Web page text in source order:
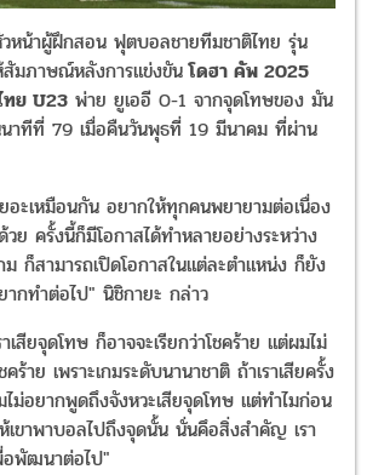
หน้าผู้ฝึกสอน ฟุตบอลชายทีมชาติไทย รุ่น
มภาษณ์หลังการแข่งขันโดฮา คัพ 2025
ย U23 พ่าย ยูเออี 0-1 จากจุดโทษของ มัน
าทีที่ 79 เมื่อคืนวันพุธที่ 19 มีนาคม ที่ผ่าน
ยอะเหมือนกัน อยากให้ทุกคนพยายามต่อเนื่อง
ย ครั้งนี้ก็มีโอกาสได้ทำหลายอย่างระหว่าง
ม ก็สามารถเปิดโอกาสในแต่ละตำแหน่ง ก็ยัง
กทำต่อไป" นิชิกายะ กล่าว
เสียจุดโทษ ก็อาจจะเรียกว่าโชคร้าย แต่ผมไม่
ร้าย เพราะเกมระดับนานาชาติ ถ้าเราเสียครั้ง
ไม่อยากพูดถึงจังหวะเสียจุดโทษ แต่ทำไมก่อน
เขาพาบอลไปถึงจุดนั้น นั่นคึอสิ่งสำคัญ เรา
อพัฒนาต่อไป"